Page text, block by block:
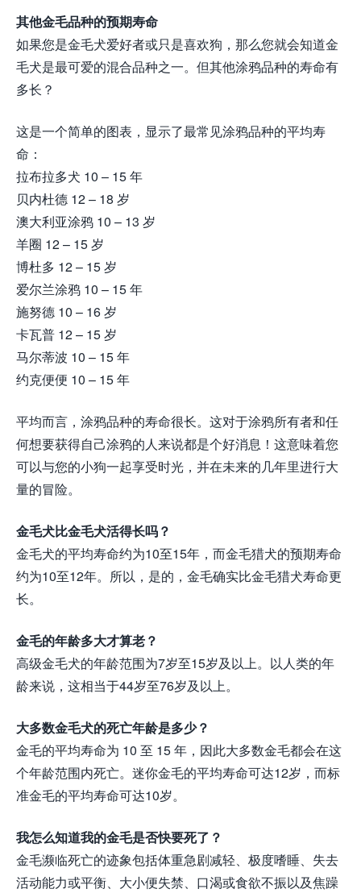
其他金毛品种的预期寿命
如果您是金毛犬爱好者或只是喜欢狗，那么您就会知道金
毛犬是最可爱的混合品种之一。但其他涂鸦品种的寿命有
多长？
这是一个简单的图表，显示了最常见涂鸦品种的平均寿
命：
拉布拉多犬 10 – 15 年
贝内杜德 12 – 18 岁
澳大利亚涂鸦 10 – 13 岁
羊圈 12 – 15 岁
博杜多 12 – 15 岁
爱尔兰涂鸦 10 – 15 年
施努德 10 – 16 岁
卡瓦普 12 – 15 岁
马尔蒂波 10 – 15 年
约克便便 10 – 15 年
平均而言，涂鸦品种的寿命很长。这对于涂鸦所有者和任
何想要获得自己涂鸦的人来说都是个好消息！这意味着您
可以与您的小狗一起享受时光，并在未来的几年里进行大
量的冒险。
金毛犬比金毛犬活得长吗？
金毛犬的平均寿命约为10至15年，而金毛猎犬的预期寿命
约为10至12年。所以，是的，金毛确实比金毛猎犬寿命更
长。
金毛的年龄多大才算老？
高级金毛犬的年龄范围为7岁至15岁及以上。以人类的年
龄来说，这相当于44岁至76岁及以上。
大多数金毛犬的死亡年龄是多少？
金毛的平均寿命为 10 至 15 年，因此大多数金毛都会在这
个年龄范围内死亡。迷你金毛的平均寿命可达12岁，而标
准金毛的平均寿命可达10岁。
我怎么知道我的金毛是否快要死了？
金毛濒临死亡的迹象包括体重急剧减轻、极度嗜睡、失去
活动能力或平衡、大小便失禁、口渴或食欲不振以及焦躁